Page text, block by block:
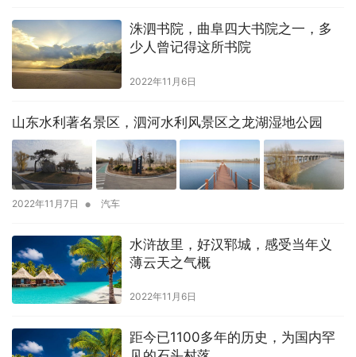
洙泗书院，曲阜四大书院之一，多
少人曾记得这所书院
2022年11月6日
山东水利著名景区，泗河水利风景区之龙湖湿地公园
2022年11月7日 • 汽车
水浒故里，好汉郓城，感受当年义
薄云天之气概
2022年11月6日
距今已1100多年的历史，为国内罕